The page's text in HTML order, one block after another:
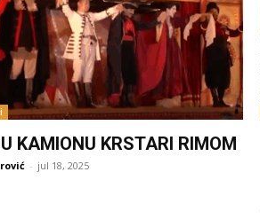
KAMIONU KRSTARI RIMOM
- jul 18, 2025